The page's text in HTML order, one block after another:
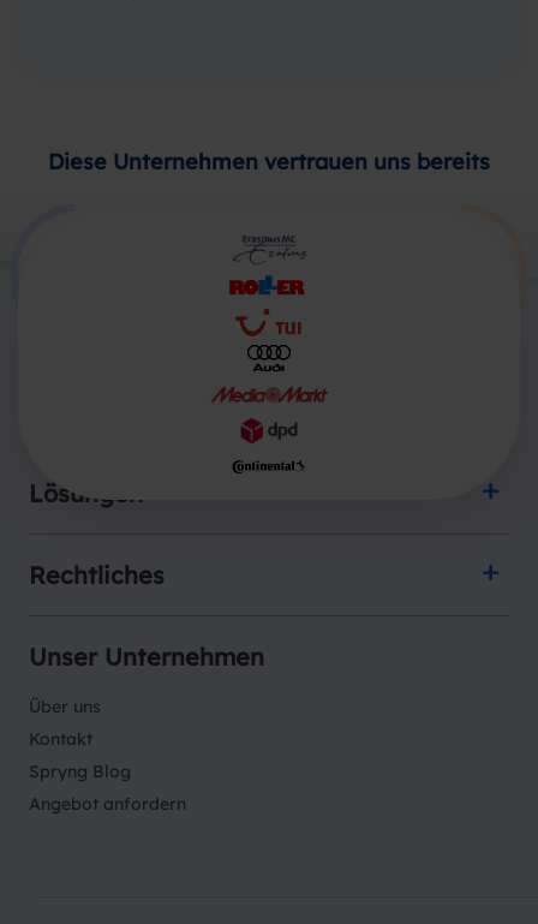
Diese Unternehmen vertrauen uns bereits
Lösungen
Rechtliches
Unser Unternehmen
Über uns
Kontakt
Spryng Blog
Angebot anfordern